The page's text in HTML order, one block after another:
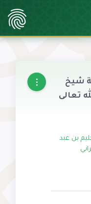
شيخ
تعالى
بن عبد